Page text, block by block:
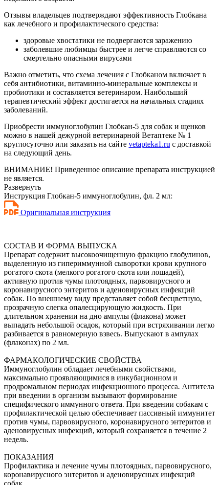
Отзывы владельцев подтверждают эффективность Глобкана
как лечебного и профилактического средства:
здоровые хвостатики не подвергаются заражению
заболевшие любимцы быстрее и легче справляются со
смертельно опасными вирусами
Важно отметить, что схема лечения с Глобканом включает в
себя антибиотики, витаминно-минеральные комплексы и
пробиотики и составляется ветеринаром. Наибольший
терапевтический эффект достигается на начальных стадиях
заболеваний.
Приобрести иммуноглобулин Глобкан-5 для собак и щенков
можно в нашей дежурной ветеринарной Ветаптеке № 1
круглосуточно или заказать на сайте vetapteka1.ru с доставкой
на следующий день.
ВНИМАНИЕ! Приведенное описание препарата инструкцией
не является.
Развернуть
Инструкция Глобкан-5 иммуноглобулин, фл. 2 мл:
Оригинальная инструкция
СОСТАВ И ФОРМА ВЫПУСКА
Препарат содержит высокоочищенную фракцию глобулинов,
выделенную из гипериммунной сыворотки крови крупного
рогатого скота (мелкого рогатого скота или лошадей),
активную против чумы плотоядных, парвовирусного и
коронавирусного энтеритов и аденовирусных инфекций
собак. По внешнему виду представляет собой бесцветную,
прозрачную слегка опалесцирующую жидкость. При
длительном хранении на дно ампулы (флакона) может
выпадать небольшой осадок, который при встряхивании легко
разбивается в равномерную взвесь. Выпускают в ампулах
(флаконах) по 2 мл.
ФАРМАКОЛОГИЧЕСКИЕ СВОЙСТВА
Иммуноглобулин обладает лечебными свойствами,
максимально проявляющимися в инкубационном и
продромальном периодах инфекционного процесса. Антитела
при введении в организм вызывают формирование
специфического иммунного ответа. При введении собакам с
профилактической целью обеспечивает пассивный иммунитет
против чумы, парвовирусного, коронавирусного энтеритов и
аденовирусных инфекций, который сохраняется в течение 2
недель.
ПОКАЗАНИЯ
Профилактика и лечение чумы плотоядных, парвовирусного,
коронавирусного энтеритов и аденовирусных инфекций